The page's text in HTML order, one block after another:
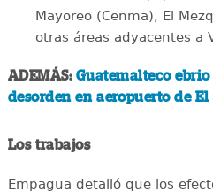
Mayoreo (Cenma), El
otras áreas adyacentes a
ADEMÁS: Guatemalteco
desorden en aeropuerto de
Los trabajos
Empagua detalló que los